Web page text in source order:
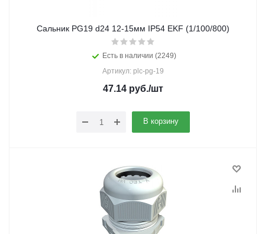
Сальник PG19 d24 12-15мм IP54 EKF (1/100/800)
Есть в наличии (2249)
Артикул: plc-pg-19
47.14 руб./шт
В корзину